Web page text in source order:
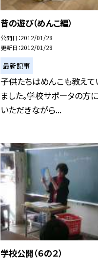
昔の遊び（めんこ編）
公開日 2012/01/28
更新日 2012/01/28
最新記事
子供たちはめんこも教えて
ました。学校サポータの方
いただきながら...
学校公開（６の２）